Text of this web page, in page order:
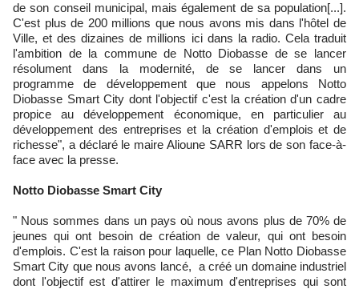
de son conseil municipal, mais également de sa population[...].
C'est plus de 200 millions que nous avons mis dans l'hôtel de
Ville, et des dizaines de millions ici dans la radio. Cela traduit
l'ambition de la commune de Notto Diobasse de se lancer
résolument dans la modernité, de se lancer dans un
programme de développement que nous appelons Notto
Diobasse Smart City dont l'objectif c'est la création d'un cadre
propice au développement économique, en particulier au
développement des entreprises et la création d'emplois et de
richesse", a déclaré le maire Alioune SARR lors de son face-à-
face avec la presse.
Notto Diobasse Smart City
" Nous sommes dans un pays où nous avons plus de 70% de
jeunes qui ont besoin de création de valeur, qui ont besoin
d'emplois. C'est la raison pour laquelle, ce Plan Notto Diobasse
Smart City que nous avons lancé, a créé un domaine industriel
dont l'objectif est d'attirer le maximum d'entreprises qui sont